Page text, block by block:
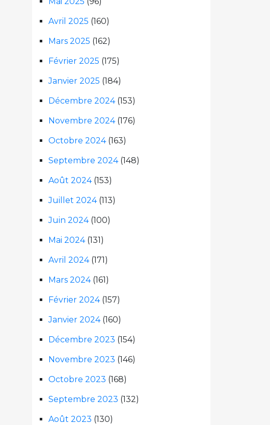
Avril 2025 (160)
Mars 2025 (162)
Février 2025 (175)
Janvier 2025 (184)
Décembre 2024(153)
Novembre 2024(176)
Octobre 2024(163)
Septembre 2024(148)
Août 2024(153)
Juillet 2024(113)
Juin 2024(100)
Mai 2024(131)
Avril 2024(171)
Mars 2024(161)
Février 2024(157)
Janvier 2024(160)
Décembre 2023 (154)
Novembre 2023 (146)
Octobre 2023 (168)
Septembre 2023 (132)
Août 2023 (130)